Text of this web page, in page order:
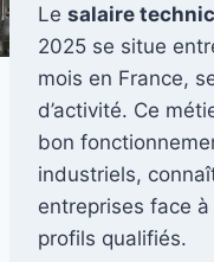
Le salaire
2025 se situe
mois en France,
d’activité. Ce
bon
industriels,
entreprises face
profils qualifiés.